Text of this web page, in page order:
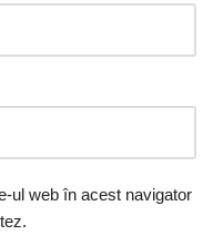
ul web în acest navigator